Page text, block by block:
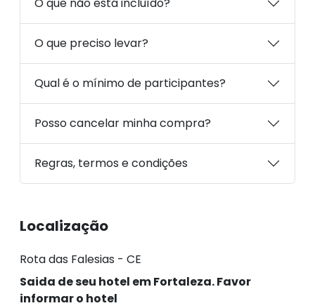
O que não está incluído?
O que preciso levar?
Qual é o mínimo de participantes?
Posso cancelar minha compra?
Regras, termos e condições
Localização
Rota das Falesias - CE
Saida de seu hotel em Fortaleza. Favor
informar o hotel